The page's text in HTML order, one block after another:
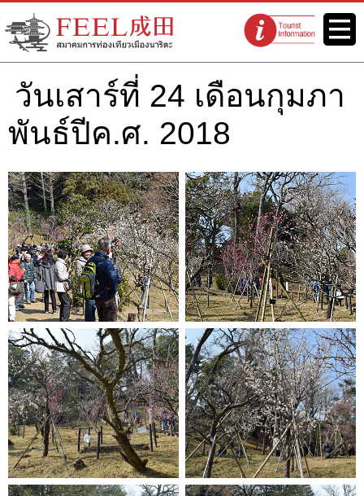
เว็บไซต์สมาคมการท่องเที่ยวเมือง
นาริตะ FEEL นาริตะ
จุดแนะนำนัก
ท่องเที่ยว
เมนู
วันเสาร์ที่ 24 เดือนกุมภา
พันธ์ปีค.ศ. 2018